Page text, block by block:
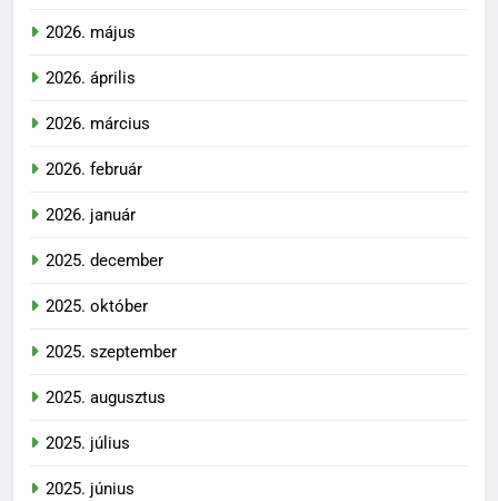
2026. május
2026. április
2026. március
2026. február
2026. január
2025. december
2025. október
2025. szeptember
2025. augusztus
2025. július
2025. június